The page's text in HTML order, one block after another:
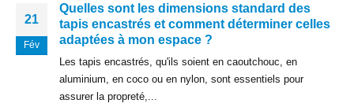
21
Fév
Quelles sont les dimensions standard des
tapis encastrés et comment déterminer celles
adaptées à mon espace ?
Les tapis encastrés, qu'ils soient en caoutchouc, en
aluminium, en coco ou en nylon, sont essentiels pour
assurer la propreté,...